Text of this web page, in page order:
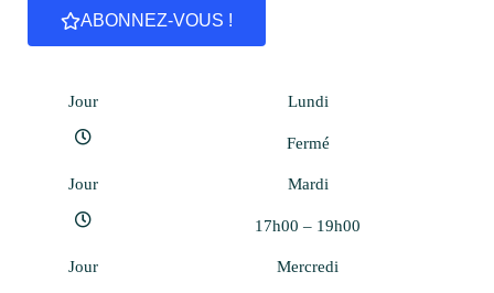
ABONNEZ-VOUS !
Jour Lundi
Fermé
Jour Mardi
17h00 – 19h00
Jour Mercredi